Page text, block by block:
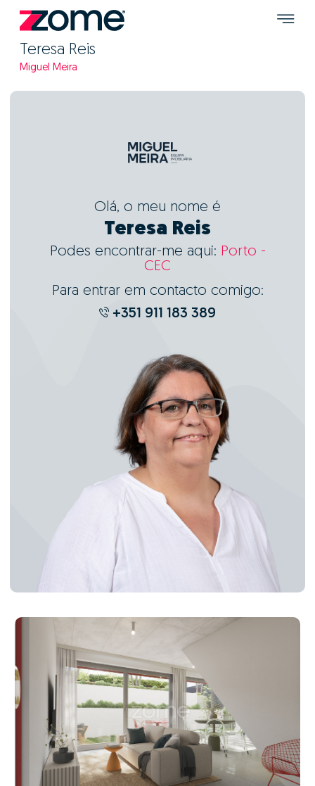
Teresa Reis
Miguel Meira
Olá, o meu nome é
Teresa Reis
Podes encontrar-me aqui: Porto -
CEC
Para entrar em contacto comigo:
+351 911 183 389